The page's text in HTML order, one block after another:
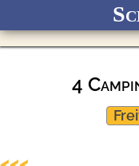
Fluss Meer
Ganzjährig
Hundefreundliche
4